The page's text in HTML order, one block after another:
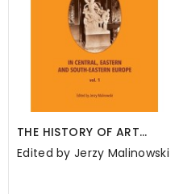
THE HISTORY OF ART
HISTORY IN CENTRAL,
EASTERN AND SOUTH-
Edited by Jerzy Malinowski